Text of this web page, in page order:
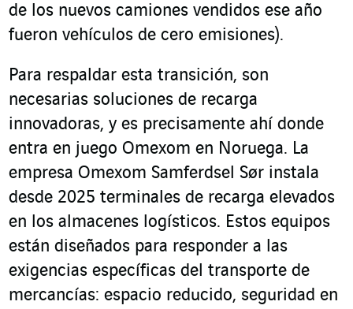
de los nuevos camiones vendidos ese año
fueron vehículos de cero emisiones).
Para respaldar esta transición, son
necesarias soluciones de recarga
innovadoras, y es precisamente ahí donde
entra en juego Omexom en Noruega. La
empresa Omexom Samferdsel Sør instala
desde 2025 terminales de recarga elevados
en los almacenes logísticos. Estos equipos
están diseñados para responder a las
exigencias específicas del transporte de
mercancías: espacio reducido, seguridad en